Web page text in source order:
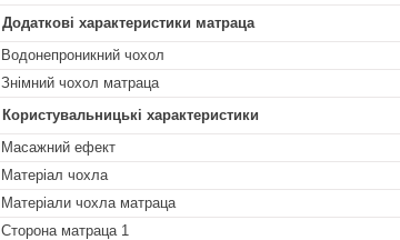
Додаткові характеристики матраца
Водонепроникний чохол
Знімний чохол матраца
Користувальницькі характеристики
Масажний ефект
Матеріал чохла
Матеріали чохла матраца
Сторона матраца 1